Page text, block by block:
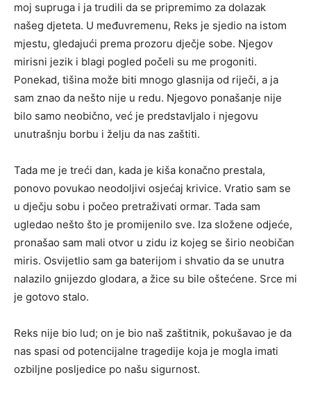
moj supruga i ja trudili da se pripremimo za dolazak
našeg djeteta. U međuvremenu, Reks je sjedio na istom
mjestu, gledajući prema prozoru dječje sobe. Njegov
mirisni jezik i blagi pogled počeli su me progoniti.
Ponekad, tišina može biti mnogo glasnija od riječi, a ja
sam znao da nešto nije u redu. Njegovo ponašanje nije
bilo samo neobično, već je predstavljalo i njegovu
unutrašnju borbu i želju da nas zaštiti.
Tada me je treći dan, kada je kiša konačno prestala,
ponovo povukao neodoljivi osjećaj krivice. Vratio sam se
u dječju sobu i počeo pretraživati ormar. Tada sam
ugledao nešto što je promijenilo sve. Iza složene odjeće,
pronašao sam mali otvor u zidu iz kojeg se širio neobičan
miris. Osvijetlio sam ga baterijom i shvatio da se unutra
nalazilo gnijezdo glodara, a žice su bile oštećene. Srce mi
je gotovo stalo.
Reks nije bio lud; on je bio naš zaštitnik, pokušavao je da
nas spasi od potencijalne tragedije koja je mogla imati
ozbiljne posljedice po našu sigurnost.